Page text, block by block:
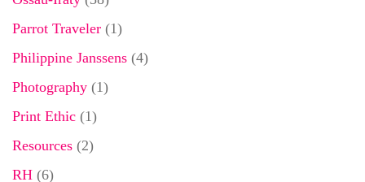
Parrot Traveler (1)
Philippine Janssens (4)
Photography (1)
Print Ethic (1)
Resources (2)
RH (6)